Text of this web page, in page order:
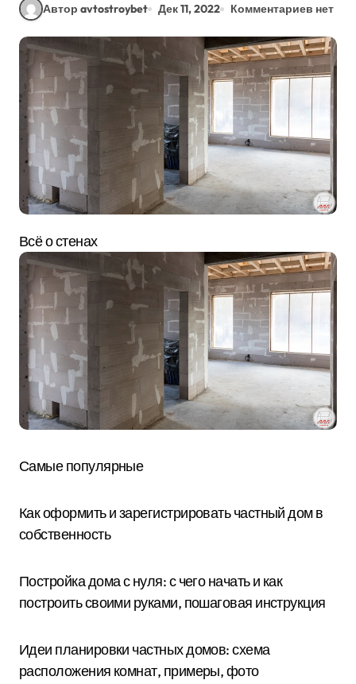
Автор avtostroybet Дек 11, 2022 Комментариев нет
Всё о стенах
Самые популярные
Как оформить и зарегистрировать частный дом в
собственность
Постройка дома с нуля: с чего начать и как
построить своими руками, пошаговая инструкция
Идеи планировки частных домов: схема
расположения комнат, примеры, фото